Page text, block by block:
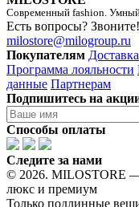
Современный fashion. Умный
Есть вопросы? Звоните!
milostore@milogroup.ru
Покупателям
Программа лояльности
данные Партнерам
Подпишитесь на
Способы оплаты
Следите за нами
© 2026. MILOSTORE —
люкс и премиум
Только подлинные